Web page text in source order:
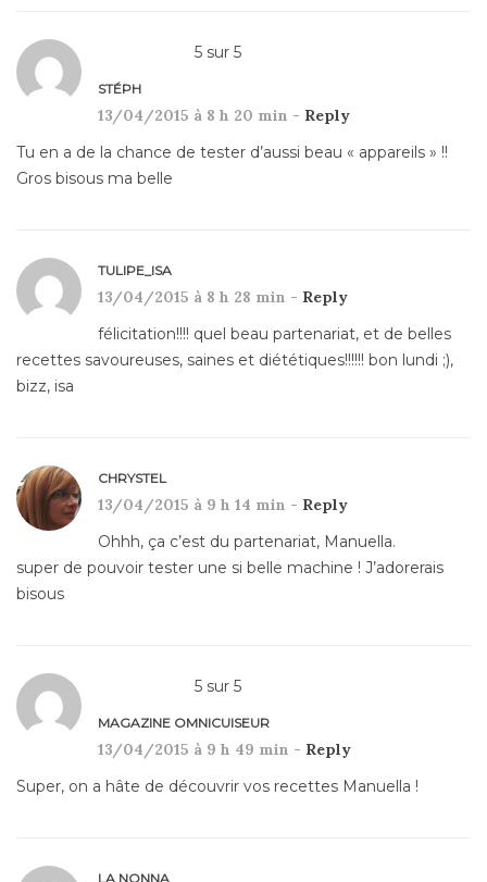
5 sur 5
STÉPH
13/04/2015 à 8 h 20 min - Reply
Tu en a de la chance de tester d’aussi beau « appareils » !!
Gros bisous ma belle
TULIPE_ISA
13/04/2015 à 8 h 28 min - Reply
félicitation!!!! quel beau partenariat, et de belles
recettes savoureuses, saines et diététiques!!!!!! bon lundi ;),
bizz, isa
CHRYSTEL
13/04/2015 à 9 h 14 min - Reply
Ohhh, ça c’est du partenariat, Manuella.
super de pouvoir tester une si belle machine ! J’adorerais
bisous
5 sur 5
MAGAZINE OMNICUISEUR
13/04/2015 à 9 h 49 min - Reply
Super, on a hâte de découvrir vos recettes Manuella !
LA NONNA